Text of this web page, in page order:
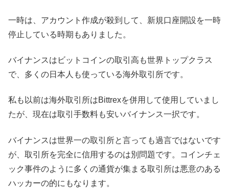
一時は、アカウント作成が殺到して、新規口座開設を一時
停止している時期もありました。
バイナンスはビットコインの取引高も世界トップクラス
で、多くの日本人も使っている海外取引所です。
私も以前は海外取引所はBittrexを併用して使用していまし
たが、現在は取引手数料も安いバイナンス一択です。
バイナンスは世界一の取引所と言っても過言ではないです
が、取引所を完全に信用するのは別問題です。コインチェ
ック事件のように多くの通貨が集まる取引所は悪意のある
ハッカーの的にもなります。